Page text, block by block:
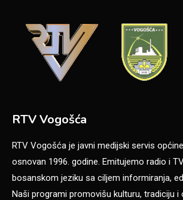
RTV Vogošća
RTV Vogošća je javni medijski servis
osnovan 1996. godine. Emitujemo radio i
bosanskom jeziku sa ciljem informiranja,
Naši programi promovišu kulturu, tradiciju i